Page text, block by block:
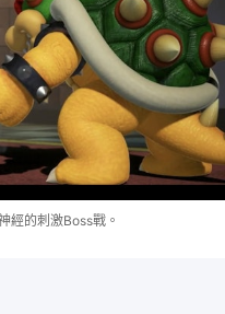
經的刺激Boss戰。